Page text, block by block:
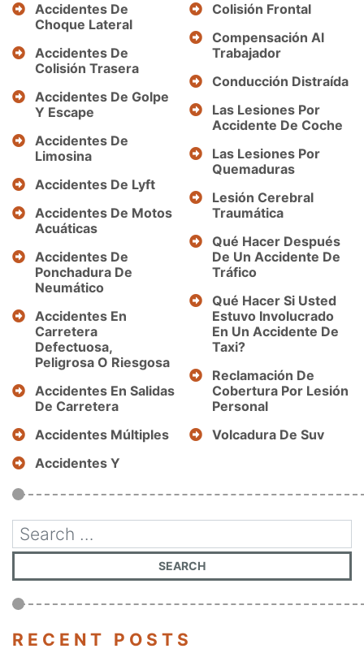
Accidentes De
Choque Lateral
Accidentes De
Colisión Trasera
Accidentes De Golpe
Y Escape
Accidentes De
Limosina
Accidentes De Lyft
Accidentes De Motos
Acuáticas
Accidentes De
Ponchadura De
Neumático
Accidentes En
Carretera
Defectuosa,
Peligrosa O Riesgosa
Accidentes En Salidas
De Carretera
Accidentes Múltiples
Accidentes Y
Colisión Frontal
Compensación Al
Trabajador
Conducción Distraída
Las Lesiones Por
Accidente De Coche
Las Lesiones Por
Quemaduras
Lesión Cerebral
Traumática
Qué Hacer Después
De Un Accidente De
Tráfico
Qué Hacer Si Usted
Estuvo Involucrado
En Un Accidente De
Taxi?
Reclamación De
Cobertura Por Lesión
Personal
Volcadura De Suv
RECENT POSTS